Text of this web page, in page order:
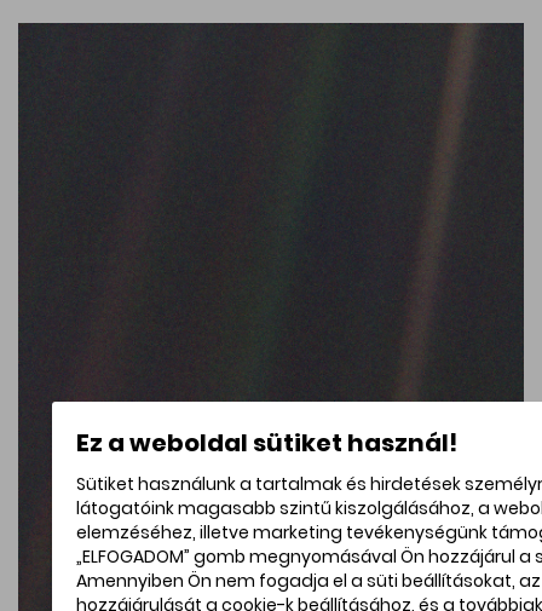
Ez a weboldal sütiket használ!
Sütiket használunk a tartalmak és hirdetések
látogatóink magasabb szintű kiszolgálásához, a
elemzéséhez, illetve marketing tevékenységünk
„ELFOGADOM” gomb megnyomásával Ön hozzájárul
Amennyiben Ön nem fogadja el a süti beállításokat,
hozzájárulását a cookie-k beállításához, és a